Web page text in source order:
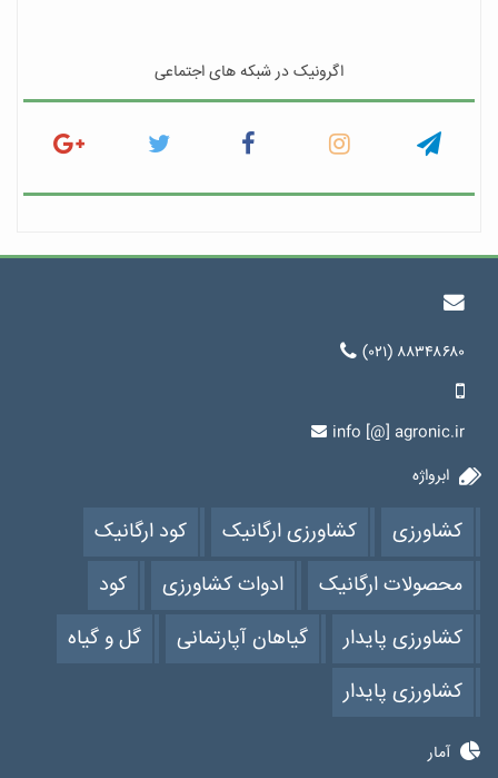
اگرونیک در شبکه های اجتماعی
(۰۲۱) ۸۸۳۴۸۶۸۰
info [@] agronic.ir
ابرواژه
کشاورزی کشاورزی ارگانیک
کود ارگانیک
محصولات ارگانیک
ادوات کشاورزی
کود
کشاورزی پایدار
گیاهان آپارتمانی
گل و گیاه
کشاورزی پایدار
آمار